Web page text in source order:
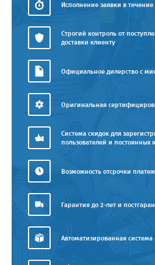
Исполнение заявки в течение
Строгий контроль от
доставки клиенту
Официальное дилерство с
Оригинальная
Система скидок для
пользователей и постоянных
Возможность отсрочки
Гарантия до 2-лет и
Автоматизированная система